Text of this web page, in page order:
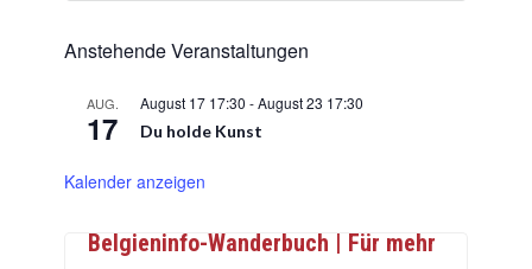
Anstehende Veranstaltungen
AUG.
17
August 17 17:30 -August 23 17:30
Du holde Kunst
Kalender anzeigen
Belgieninfo-Wanderbuch | Für mehr